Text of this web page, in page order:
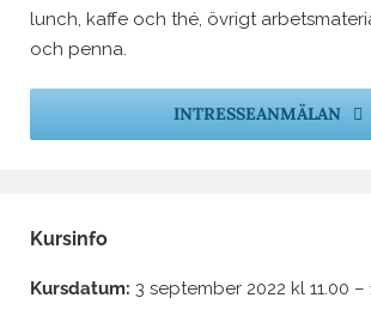
lunch, kaffe och thé, övrigt
och penna.
INTRESSEANMÄLAN
Kursinfo
Kursdatum: 3 september 2022 kl 11.00 –